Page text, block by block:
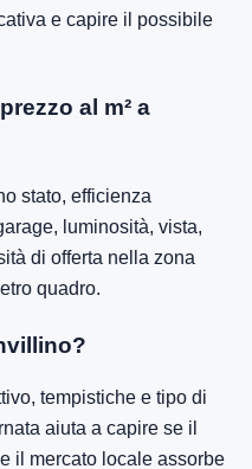
e capire il possibile
al m² a
stato, efficienza
luminosità, vista,
di offerta nella zona
quadro.
tempistiche e tipo di
aiuta a capire se il
il mercato locale assorbe